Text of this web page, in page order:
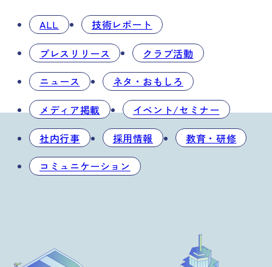
ALL
技術レポート
プレスリリース
クラブ活動
ニュース
ネタ・おもしろ
メディア掲載
イベント/セミナー
社内行事
採用情報
教育・研修
コミュニケーション